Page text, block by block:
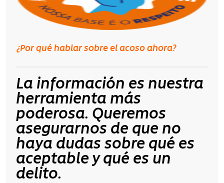
¿Por qué hablar sobre el acoso ahora?
La información es nuestra
herramienta más
poderosa. Queremos
asegurarnos de que no
haya dudas sobre qué es
aceptable y qué es un
delito.